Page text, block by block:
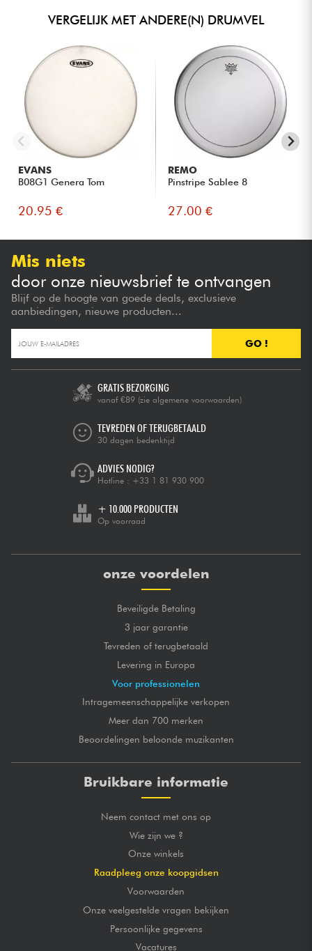
VERGELIJK MET ANDERE(N) DRUMVEL
EVANS
B08G1 Genera Tom
20.95 €
REMO
Pinstripe Sablee 8
27.00 €
Mis niets
door onze nieuwsbrief te ontvangen
Blijf op de hoogte van goede deals, exclusieve
aanbiedingen, nieuwe producten...
GO !
GRATIS BEZORGING
vanaf €89 (zie algemene voorwaarden)
TEVREDEN OF TERUGBETAALD
30 dagen bedenktijd
ADVIES NODIG?
Hotline : +33 1 81 930 900
+ 10.000 PRODUCTEN
Op voorraad
onze voordelen
Beveiligde Betaling
3 jaar garantie
Tevreden of terugbetaald
Levering in Europa
Voor professionelen
Intragemeenschappelijke verkopen
Meer dan 700 merken
Beoordelingen beloonde muzikanten
Bruikbare informatie
Neem contact met ons op
Wie zijn we ?
Onze winkels
Raadpleeg onze koopgidsen
Voorwaarden
Onze veelgestelde vragen bekijken
Persoonlijke gegevens
Vacatures